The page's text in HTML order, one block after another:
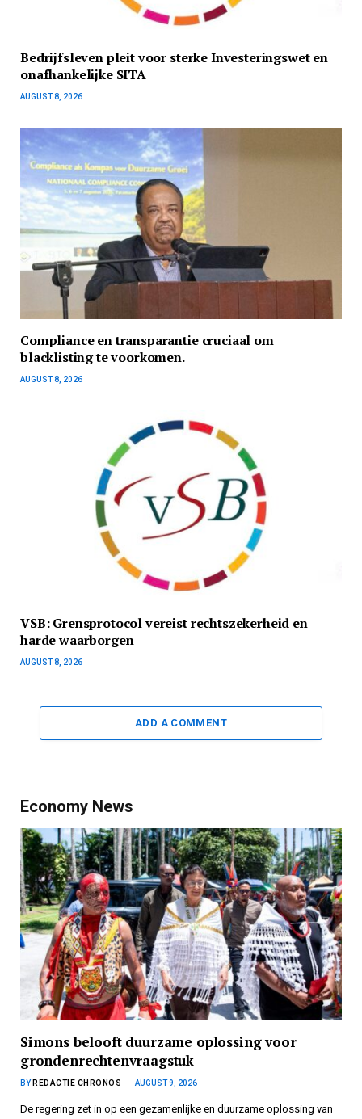
Bedrijfsleven pleit voor sterke Investeringswet en
onafhankelijke SITA
AUGUST 8, 2026
Compliance en transparantie cruciaal om
blacklisting te voorkomen.
AUGUST 8, 2026
VSB: Grensprotocol vereist rechtszekerheid en
harde waarborgen
AUGUST 8, 2026
ADD A COMMENT
Economy News
Simons belooft duurzame oplossing voor
grondenrechtenvraagstuk
BY REDACTIE CHRONOS AUGUST 9, 2026
De regering zet in op een gezamenlijke en duurzame oplossing van